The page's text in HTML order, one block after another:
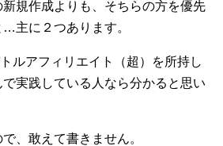
規作成よりも、そちらの方を優先
主に２つあります。
ルアフィリエイト（超）を所持し
実践している人なら分かると思い
、敢えて書きません。